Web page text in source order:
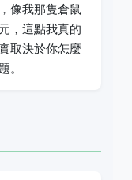
像我那隻倉鼠
，這點我真的
取決於你怎麼
。